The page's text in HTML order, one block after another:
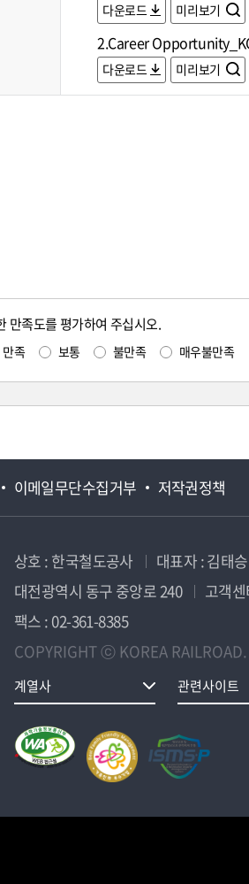
다운로드 미리보기
2.Career
다운로드 미리보기
만족도를 평가하여 주십시오.
만족 보통 불만족 매우불만족
이메일무단수집거부 저작권정책
상호 : 한국철도공사 대표자 : 김태승
대전광역시 동구 중앙로 240
고객
팩스 : 02-361-8385
COPYRIGHT ⓒ KOREA
계열사 관련사이트